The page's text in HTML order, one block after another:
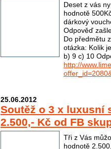
Deset z vás
hodnotě
dárkový
Odpověď
Do předmětu
otázka: Kolik
b) 9 c) 10
http://
25.06.2012
Soutěž o 3 x luxusní
2.500,- Kč od FB
Tři z Vás
hodnotě